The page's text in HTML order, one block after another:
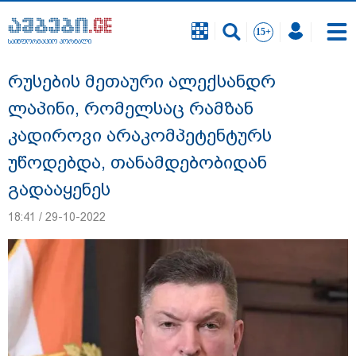
საინფორმაციო პორტალი
"ნატა ვიბლიანის საქმეზე საზოგადოება
უახლოეს დღეებში გაიგებს სიახლეს,
დაიდება პირველი მნიშვნელოვანი
შედეგი და ოფიციალურად ცნობენ
საინფორმაციო პორტალი
რუსების მეთაური ალექსანდრ
ლაპინი, რომელსაც რამზან
კადიროვი არაკომპეტენტურს
უწოდებდა, თანამდებობიდან
გადააყენეს
18:41 / 29-10-2022